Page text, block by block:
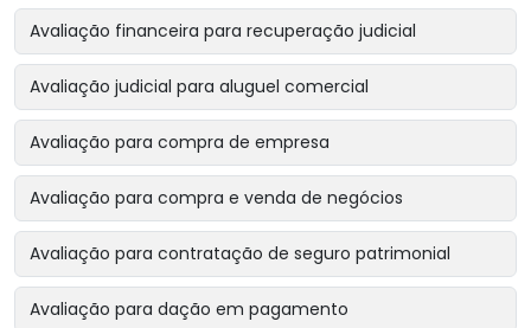
Avaliação financeira para recuperação judicial
Avaliação judicial para aluguel comercial
Avaliação para compra de empresa
Avaliação para compra e venda de negócios
Avaliação para contratação de seguro patrimonial
Avaliação para dação em pagamento